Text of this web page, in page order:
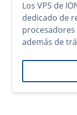
Los VPS de
dedicado de
procesadores
además de